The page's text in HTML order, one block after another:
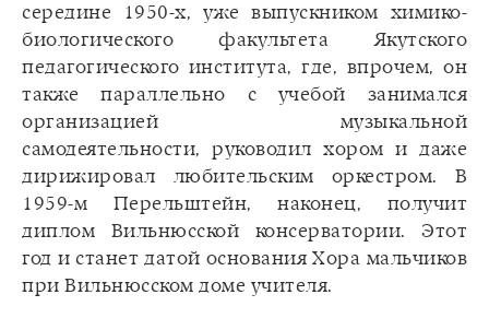
середине 1950-х, уже выпускником химико-
биологического факультета Якутского
педагогического института, где, впрочем, он
также параллельно с учебой занимался
организацией музыкальной
самодеятельности, руководил хором и даже
дирижировал любительским оркестром. В
1959-м Перельштейн, наконец, получит
диплом Вильнюсской консерватории. Этот
год и станет датой основания Хора мальчиков
при Вильнюсском доме учителя.